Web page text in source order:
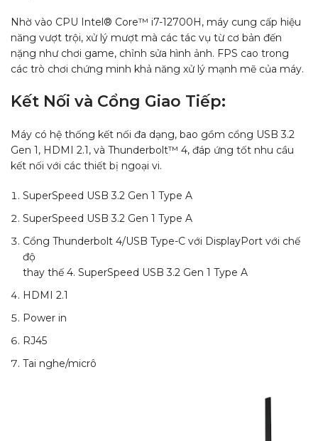
Nhờ vào CPU Intel® Core™ i7-12700H, máy cung cấp hiệu
năng vượt trội, xử lý mượt mà các tác vụ từ cơ bản đến
nặng như chơi game, chỉnh sửa hình ảnh. FPS cao trong
các trò chơi chứng minh khả năng xử lý mạnh mẽ của máy.
Kết Nối và Cổng Giao Tiếp:
Máy có hệ thống kết nối đa dạng, bao gồm cổng USB 3.2
Gen 1, HDMI 2.1, và Thunderbolt™ 4, đáp ứng tốt nhu cầu
kết nối với các thiết bị ngoại vi.
SuperSpeed ​​USB 3.2 Gen 1 Type A
SuperSpeed ​​USB 3.2 Gen 1 Type A
Cổng Thunderbolt 4/USB Type-C với DisplayPort với chế
độ
thay thế 4. SuperSpeed ​​USB 3.2 Gen 1 Type A
HDMI 2.1
Power in
RJ45
Tai nghe/micrô